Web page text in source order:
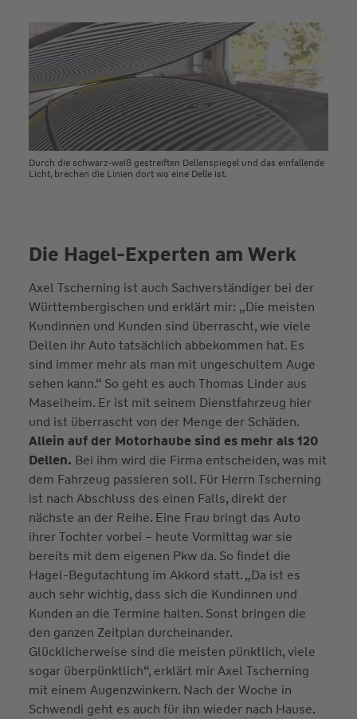
Durch die schwarz-weiß gestreiften Dellenspiegel und das einfallende
Licht, brechen die Linien dort wo eine Delle ist.
Die Hagel-Experten am Werk
Axel Tscherning ist auch Sachverständiger bei der
Württembergischen und erklärt mir: „Die meisten
Kundinnen und Kunden sind überrascht, wie viele
Dellen ihr Auto tatsächlich abbekommen hat. Es
sind immer mehr als man mit ungeschultem Auge
sehen kann.“ So geht es auch Thomas Linder aus
Maselheim. Er ist mit seinem Dienstfahrzeug hier
und ist überrascht von der Menge der Schäden.
Allein auf der Motorhaube sind es mehr als 120
Dellen. Bei ihm wird die Firma entscheiden, was mit
dem Fahrzeug passieren soll. Für Herrn Tscherning
ist nach Abschluss des einen Falls, direkt der
nächste an der Reihe. Eine Frau bringt das Auto
ihrer Tochter vorbei – heute Vormittag war sie
bereits mit dem eigenen Pkw da. So findet die
Hagel-Begutachtung im Akkord statt. „Da ist es
auch sehr wichtig, dass sich die Kundinnen und
Kunden an die Termine halten. Sonst bringen die
den ganzen Zeitplan durcheinander.
Glücklicherweise sind die meisten pünktlich, viele
sogar überpünktlich“, erklärt mir Axel Tscherning
mit einem Augenzwinkern. Nach der Woche in
Schwendi geht es auch für ihn wieder nach Hause.